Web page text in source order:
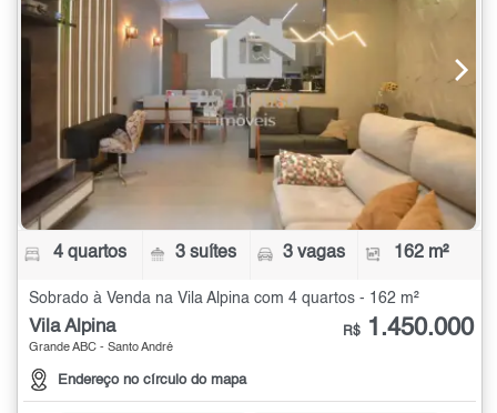
4 quartos 3 suítes 3 vagas 162 m²
Sobrado à Venda na Vila Alpina com 4 quartos - 162 m²
Vila Alpina
Grande ABC - Santo André
Endereço no círculo do mapa
R$ 1.450.000